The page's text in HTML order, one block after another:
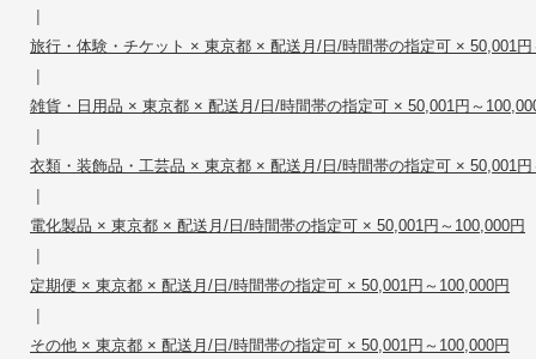
|
旅行・体験・チケット × 東京都 × 配送月/日/時間帯の指定可 × 50,001円
|
雑貨・日用品 × 東京都 × 配送月/日/時間帯の指定可 × 50,001円～
|
衣類・装飾品・工芸品 × 東京都 × 配送月/日/時間帯の指定可 × 50,001円
|
電化製品 × 東京都 × 配送月/日/時間帯の指定可 × 50,001円～100,000円
|
定期便 × 東京都 × 配送月/日/時間帯の指定可 × 50,001円～100,000円
|
その他 × 東京都 × 配送月/日/時間帯の指定可 × 50,001円～100,000円